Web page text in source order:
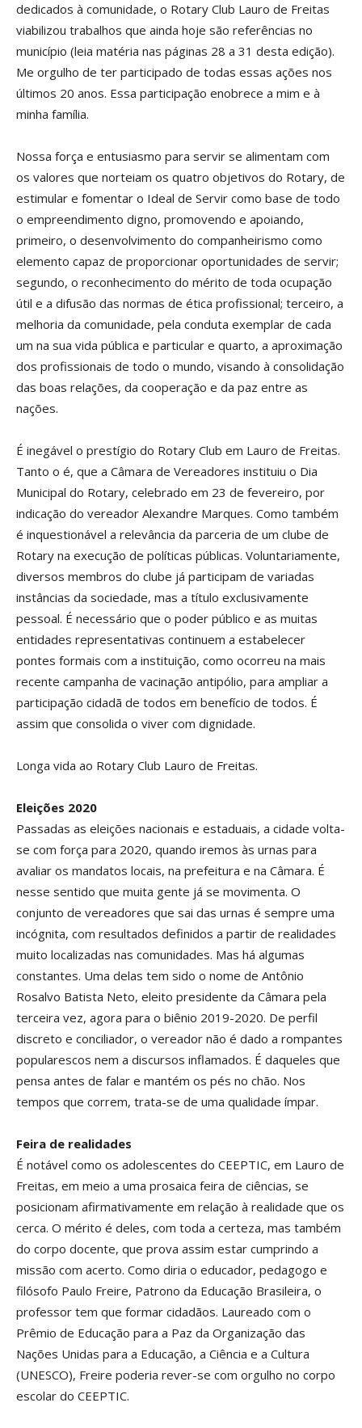
dedicados à comunidade, o Rotary Club Lauro de Freitas
viabilizou trabalhos que ainda hoje são referências no
município (leia matéria nas páginas 28 a 31 desta edição).
Me orgulho de ter participado de todas essas ações nos
últimos 20 anos. Essa participação enobrece a mim e à
minha família.
Nossa força e entusiasmo para servir se alimentam com
os valores que norteiam os quatro objetivos do Rotary, de
estimular e fomentar o Ideal de Servir como base de todo
o empreendimento digno, promovendo e apoiando,
primeiro, o desenvolvimento do companheirismo como
elemento capaz de proporcionar oportunidades de servir;
segundo, o reconhecimento do mérito de toda ocupação
útil e a difusão das normas de ética profissional; terceiro, a
melhoria da comunidade, pela conduta exemplar de cada
um na sua vida pública e particular e quarto, a aproximação
dos profissionais de todo o mundo, visando à consolidação
das boas relações, da cooperação e da paz entre as
nações.
É inegável o prestígio do Rotary Club em Lauro de Freitas.
Tanto o é, que a Câmara de Vereadores instituiu o Dia
Municipal do Rotary, celebrado em 23 de fevereiro, por
indicação do vereador Alexandre Marques. Como também
é inquestionável a relevância da parceria de um clube de
Rotary na execução de políticas públicas. Voluntariamente,
diversos membros do clube já participam de variadas
instâncias da sociedade, mas a título exclusivamente
pessoal. É necessário que o poder público e as muitas
entidades representativas continuem a estabelecer
pontes formais com a instituição, como ocorreu na mais
recente campanha de vacinação antipólio, para ampliar a
participação cidadã de todos em benefício de todos. É
assim que consolida o viver com dignidade.
Longa vida ao Rotary Club Lauro de Freitas.
Eleições 2020
Passadas as eleições nacionais e estaduais, a cidade volta-
se com força para 2020, quando iremos às urnas para
avaliar os mandatos locais, na prefeitura e na Câmara. É
nesse sentido que muita gente já se movimenta. O
conjunto de vereadores que sai das urnas é sempre uma
incógnita, com resultados definidos a partir de realidades
muito localizadas nas comunidades. Mas há algumas
constantes. Uma delas tem sido o nome de Antônio
Rosalvo Batista Neto, eleito presidente da Câmara pela
terceira vez, agora para o biênio 2019-2020. De perfil
discreto e conciliador, o vereador não é dado a rompantes
popularescos nem a discursos inflamados. É daqueles que
pensa antes de falar e mantém os pés no chão. Nos
tempos que correm, trata-se de uma qualidade ímpar.
Feira de realidades
É notável como os adolescentes do CEEPTIC, em Lauro de
Freitas, em meio a uma prosaica feira de ciências, se
posicionam afirmativamente em relação à realidade que os
cerca. O mérito é deles, com toda a certeza, mas também
do corpo docente, que prova assim estar cumprindo a
missão com acerto. Como diria o educador, pedagogo e
filósofo Paulo Freire, Patrono da Educação Brasileira, o
professor tem que formar cidadãos. Laureado com o
Prêmio de Educação para a Paz da Organização das
Nações Unidas para a Educação, a Ciência e a Cultura
(UNESCO), Freire poderia rever-se com orgulho no corpo
escolar do CEEPTIC.